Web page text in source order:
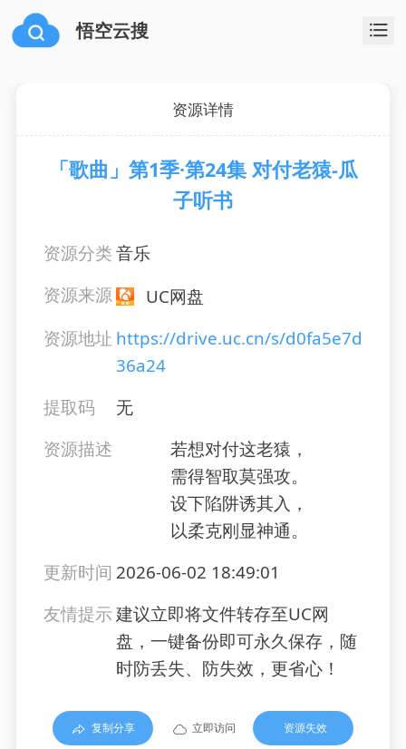
悟空云搜
资源详情
「歌曲」第1季·第24集 对付老猿-瓜
子听书
资源分类音乐
资源来源
UC网盘
资源地址 https://drive.uc.cn/s/d0fa5e7d
36a24
提取码
无
资源描述
若想对付这老猿，
需得智取莫强攻。
设下陷阱诱其入，
以柔克刚显神通。
更新时间 2026-06-02 18:49:01
友情提示建议立即将文件转存至UC网
盘，一键备份即可永久保存，随
时防丢失、防失效，更省心！
复制分享 立即访问 资源失效